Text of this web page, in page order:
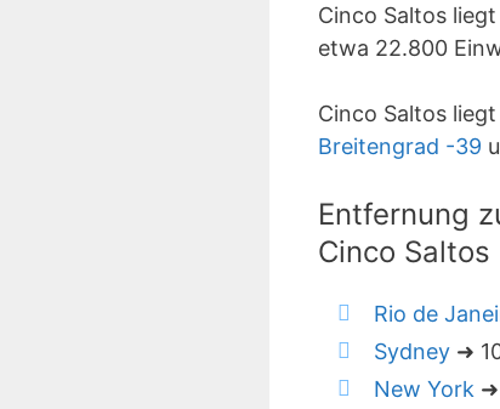
Cinco Saltos liegt
etwa 22.800
Cinco Saltos
Breitengrad -39
Entfernung
Cinco Saltos
Rio de
Sydney ➜
New York ➜